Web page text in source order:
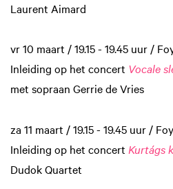
Laurent Aimard
vr 10 maart / 19.15 - 19.45 uur /
Inleiding op het concert Vocale
met sopraan Gerrie de Vries
za 11 maart / 19.15 - 19.45 uur /
Inleiding op het concert Kurtágs
Dudok Quartet